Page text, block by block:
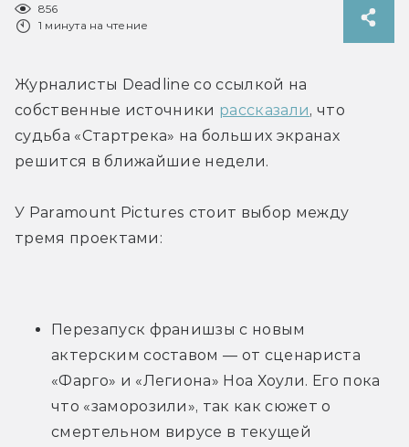
856
1 минута на чтение
Журналисты Deadline со ссылкой на
собственные источники рассказали, что
судьба «Стартрека» на больших экранах
решится в ближайшие недели.
У Paramount Pictures стоит выбор между
тремя проектами:
Перезапуск франишзы с новым
актерским составом — от сценариста
«Фарго» и «Легиона» Ноа Хоули. Его пока
что «заморозили», так как сюжет о
смертельном вирусе в текущей